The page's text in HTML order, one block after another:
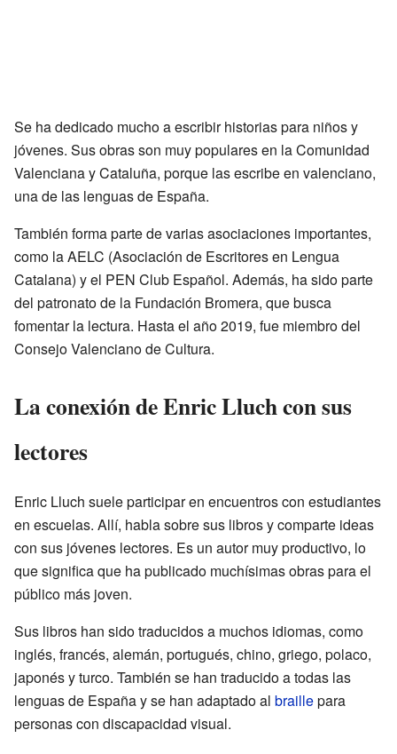
Se ha dedicado mucho a escribir historias para niños y
jóvenes. Sus obras son muy populares en la Comunidad
Valenciana y Cataluña, porque las escribe en valenciano,
una de las lenguas de España.
También forma parte de varias asociaciones importantes,
como la AELC (Asociación de Escritores en Lengua
Catalana) y el PEN Club Español. Además, ha sido parte
del patronato de la Fundación Bromera, que busca
fomentar la lectura. Hasta el año 2019, fue miembro del
Consejo Valenciano de Cultura.
La conexión de Enric Lluch con sus
lectores
Enric Lluch suele participar en encuentros con estudiantes
en escuelas. Allí, habla sobre sus libros y comparte ideas
con sus jóvenes lectores. Es un autor muy productivo, lo
que significa que ha publicado muchísimas obras para el
público más joven.
Sus libros han sido traducidos a muchos idiomas, como
inglés, francés, alemán, portugués, chino, griego, polaco,
japonés y turco. También se han traducido a todas las
lenguas de España y se han adaptado al braillepara
personas con discapacidad visual.